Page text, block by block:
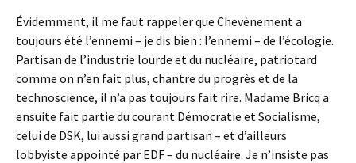
Évidemment, il me faut rappeler que Chevènement a
toujours été l’ennemi – je dis bien : l’ennemi – de l’écologie.
Partisan de l’industrie lourde et du nucléaire, patriotard
comme on n’en fait plus, chantre du progrès et de la
technoscience, il n’a pas toujours fait rire. Madame Bricq a
ensuite fait partie du courant Démocratie et Socialisme,
celui de DSK, lui aussi grand partisan – et d’ailleurs
lobbyiste appointé par EDF – du nucléaire. Je n’insiste pas